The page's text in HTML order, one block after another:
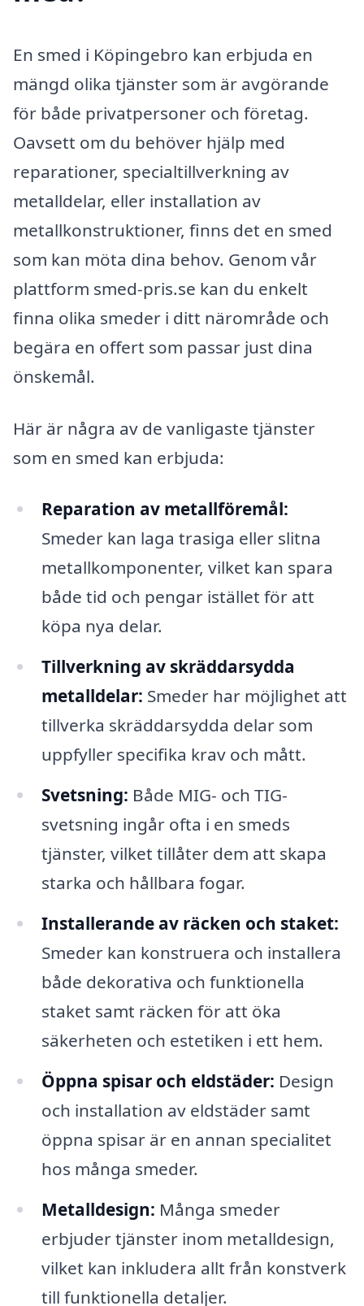
En smed i Köpingebro kan erbjuda en
mängd olika tjänster som är avgörande
för både privatpersoner och företag.
Oavsett om du behöver hjälp med
reparationer, specialtillverkning av
metalldelar, eller installation av
metallkonstruktioner, finns det en smed
som kan möta dina behov. Genom vår
plattform smed-pris.se kan du enkelt
finna olika smeder i ditt närområde och
begära en offert som passar just dina
önskemål.
Här är några av de vanligaste tjänster
som en smed kan erbjuda:
Reparation av metallföremål:
Smeder kan laga trasiga eller slitna
metallkomponenter, vilket kan spara
både tid och pengar istället för att
köpa nya delar.
Tillverkning av skräddarsydda
metalldelar: Smeder har möjlighet att
tillverka skräddarsydda delar som
uppfyller specifika krav och mått.
Svetsning: Både MIG- och TIG-
svetsning ingår ofta i en smeds
tjänster, vilket tillåter dem att skapa
starka och hållbara fogar.
Installerande av räcken och staket:
Smeder kan konstruera och installera
både dekorativa och funktionella
staket samt räcken för att öka
säkerheten och estetiken i ett hem.
Öppna spisar och eldstäder: Design
och installation av eldstäder samt
öppna spisar är en annan specialitet
hos många smeder.
Metalldesign: Många smeder
erbjuder tjänster inom metalldesign,
vilket kan inkludera allt från konstverk
till funktionella detaljer.